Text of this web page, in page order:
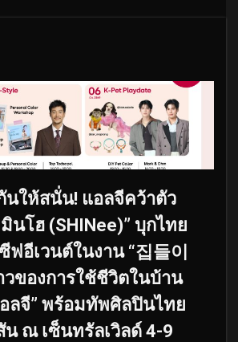
นให้สนั่น! แอลจีคว้าตัว
นโฮ (SHINee)” บุกไทย
อีเวนต์ในงาน “집들이
วของการใช้ชีวิตในบ้าน
ลจี” พร้อมทัพศิลปินไทย
น ณ เซ็นทรัลเวิลด์ 4-9